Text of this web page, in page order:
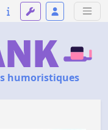
humoristiques